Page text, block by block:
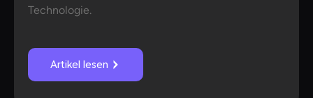
Technologie.
Artikel lesen